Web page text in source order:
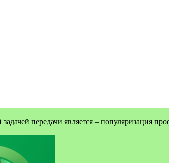
передачи является – популяризация